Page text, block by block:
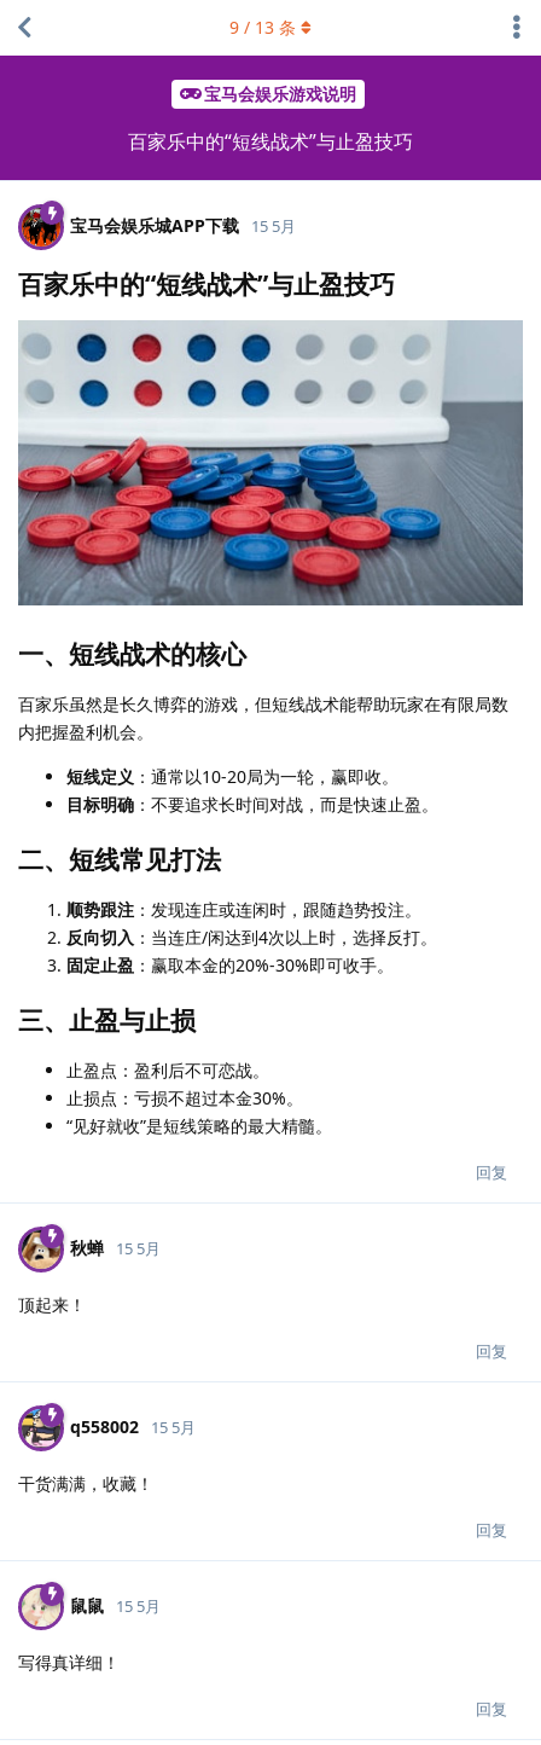
宝马会娱乐游戏说明
百家乐中的“短线战术”与止盈技巧
9 / 13 条
宝马会娱乐城APP下载 15 5月
百家乐中的“短线战术”与止盈技巧
一、短线战术的核心
百家乐虽然是长久博弈的游戏，但短线战术能帮助玩家在有限局数
内把握盈利机会。
短线定义 ：通常以10-20局为一轮，赢即收。
目标明确 ：不要追求长时间对战，而是快速止盈。
二、短线常见打法
顺势跟注 ：发现连庄或连闲时，跟随趋势投注。
反向切入 ：当连庄/闲达到4次以上时，选择反打。
固定止盈 ：赢取本金的20%-30%即可收手。
三、止盈与止损
止盈点：盈利后不可恋战。
止损点：亏损不超过本金30%。
“见好就收”是短线策略的最大精髓。
回复
秋蝉 15 5月
顶起来！
回复
q558002 15 5月
干货满满，收藏！
回复
鼠鼠 15 5月
写得真详细！
回复